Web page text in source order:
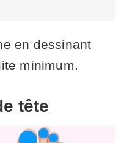
en dessinant
minimum.
tête